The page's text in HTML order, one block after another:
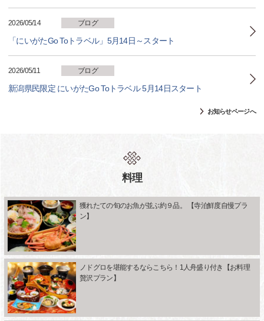
2026/05/14 ブログ
「にいがたGo Toトラベル」5月14日～スタート
2026/05/11 ブログ
新潟県民限定 にいがたGo Toトラベル 5月14日スタート
お知らせページへ
料理
獲れたての旬のお魚が並ぶ約９品。 【寺泊鮮度自慢プラ
ン】
ノドグロを堪能するならこちら！1人舟盛り付き【お料理
贅沢プラン】